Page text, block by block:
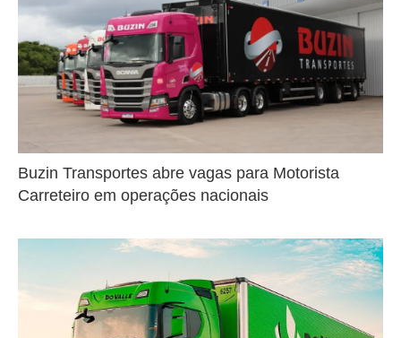
Buzin Transportes abre vagas para Motorista
Carreteiro em operações nacionais